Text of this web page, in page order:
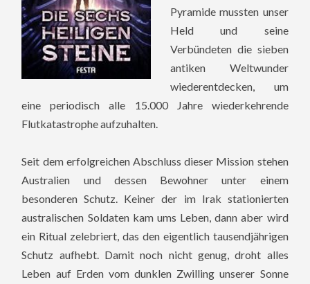
Pyramide mussten unser
Held und seine
Verbündeten die sieben
antiken Weltwunder
wiederentdecken, um
eine periodisch alle 15.000 Jahre wiederkehrende
Flutkatastrophe aufzuhalten.
Seit dem erfolgreichen Abschluss dieser Mission stehen
Australien und dessen Bewohner unter einem
besonderen Schutz. Keiner der im Irak stationierten
australischen Soldaten kam ums Leben, dann aber wird
ein Ritual zelebriert, das den eigentlich tausendjährigen
Schutz aufhebt. Damit noch nicht genug, droht alles
Leben auf Erden vom dunklen Zwilling unserer Sonne